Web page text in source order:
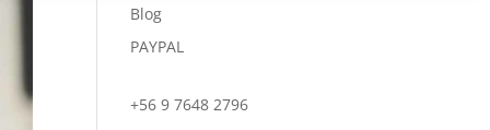
Blog
PAYPAL
+56 9 7648 2796